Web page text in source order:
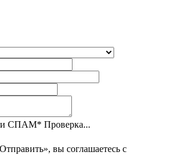
СПАМ* Проверка...
вы соглашаетесь с